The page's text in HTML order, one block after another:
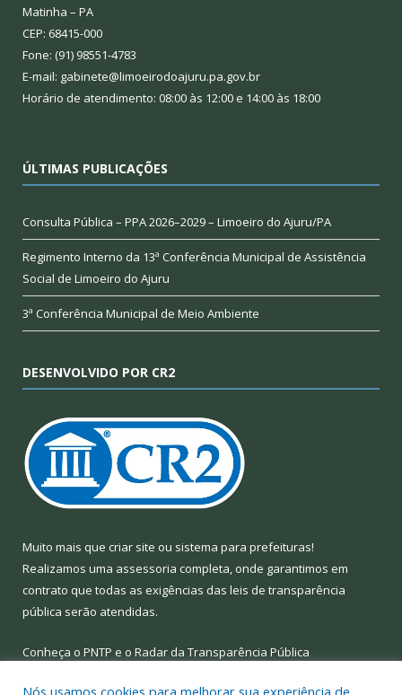
Matinha – PA
CEP: 68415-000
Fone: (91) 98551-4783
E-mail: gabinete@limoeirodoajuru.pa.gov.br
Horário de atendimento: 08:00 às 12:00 e 14:00 às 18:00
ÚLTIMAS PUBLICAÇÕES
Consulta Pública – PPA 2026–2029 – Limoeiro do Ajuru/PA
Regimento Interno da 13ª Conferência Municipal de Assistência
Social de Limoeiro do Ajuru
3ª Conferência Municipal de Meio Ambiente
DESENVOLVIDO POR CR2
Muito mais que criar site ou sistema para prefeituras!
Realizamos uma assessoria completa, onde garantimos em
contrato que todas as exigências das leis de transparência
pública serão atendidas.
Conheça o PNTP e o Radar da Transparência Pública
Nós usamos cookies para melhorar sua experiência de